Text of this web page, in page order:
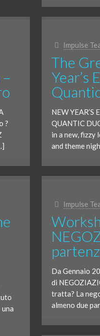
?
Impulse
The
Year’s
NEW YEAR’S
QUANTIC
in a new,
and theme
Impulse
Da Gennaio
di
tratta? La
almeno due